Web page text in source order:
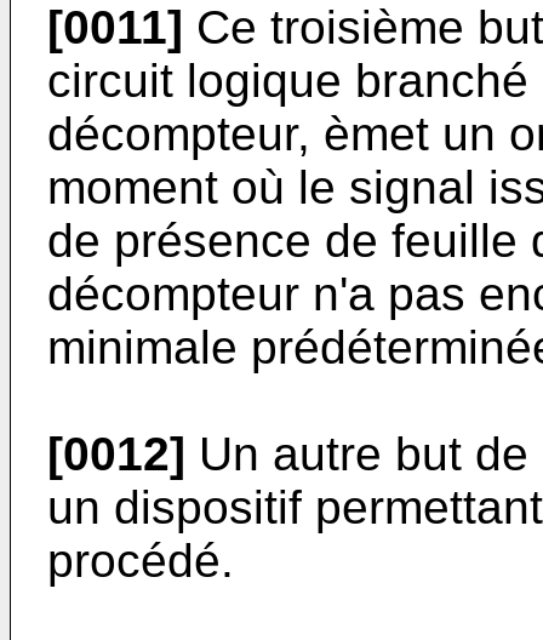
[0011] Ce troisième
circuit logique
décompteur, èmet un
moment où le signal
de présence de feuille
décompteur n'a pas
minimale
[0012] Un autre but
un dispositif
procédé.